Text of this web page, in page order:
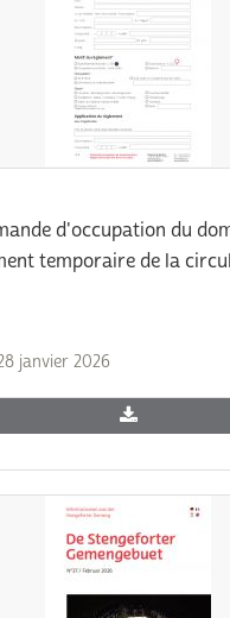
d'occupation du
temporaire de la
janvier 2026